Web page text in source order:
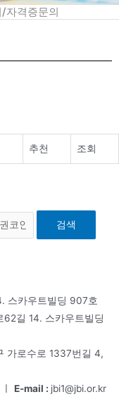
자격증문의
추천 조회
검색
스카우트빌딩 907호
길 14. 스카우트빌딩
가로수로 1337번길 4,
E-mail : jbi1@jbi.or.kr